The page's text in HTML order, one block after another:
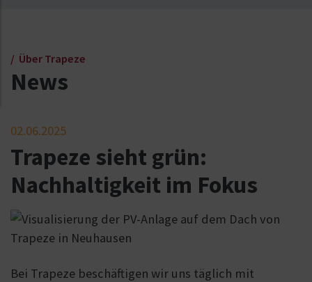
Über Trapeze
News
02.06.2025
Trapeze sieht grün:
Nachhaltigkeit im Fokus
Bei Trapeze beschäftigen wir uns täglich mit